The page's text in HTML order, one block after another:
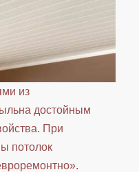
из
достойным
При
потолок